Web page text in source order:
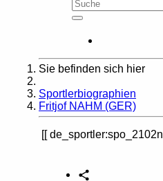
Sie befinden sich hier
Sportlerbiographien
Fritjof NAHM (GER)
de_sportler:spo_2102n